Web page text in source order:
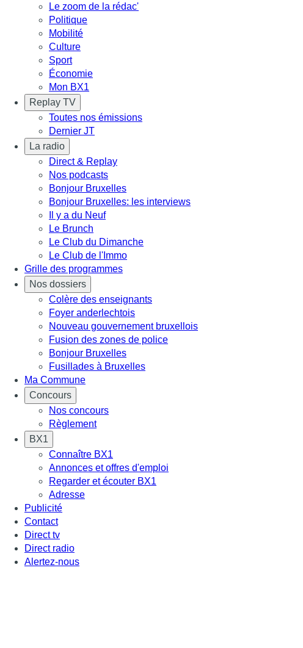
Le zoom de la rédac'
Politique
Mobilité
Culture
Sport
Économie
Mon BX1
Replay TV
Toutes nos émissions
Dernier JT
La radio
Direct & Replay
Nos podcasts
Bonjour Bruxelles
Bonjour Bruxelles: les interviews
Il y a du Neuf
Le Brunch
Le Club du Dimanche
Le Club de l'Immo
Grille des programmes
Nos dossiers
Colère des enseignants
Foyer anderlechtois
Nouveau gouvernement bruxellois
Fusion des zones de police
Bonjour Bruxelles
Fusillades à Bruxelles
Ma Commune
Concours
Nos concours
Règlement
BX1
Connaître BX1
Annonces et offres d'emploi
Regarder et écouter BX1
Adresse
Publicité
Contact
Direct tv
Direct radio
Alertez-nous